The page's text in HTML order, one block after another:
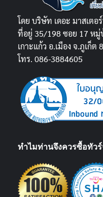
โดย บริษัท เดอะ มาสเตอ
ที่อยู่ 35/198 ซอย 17 หมู่
เกาะแก้ว อ.เมือง จ.ภูเก็ต
โทร. 086-3884605
ทำไมท่านจึงควรซื้อทัวร์